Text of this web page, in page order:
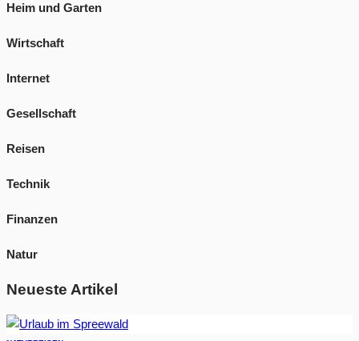
Heim und Garten
Wirtschaft
Internet
Gesellschaft
Reisen
Technik
Finanzen
Natur
Neueste Artikel